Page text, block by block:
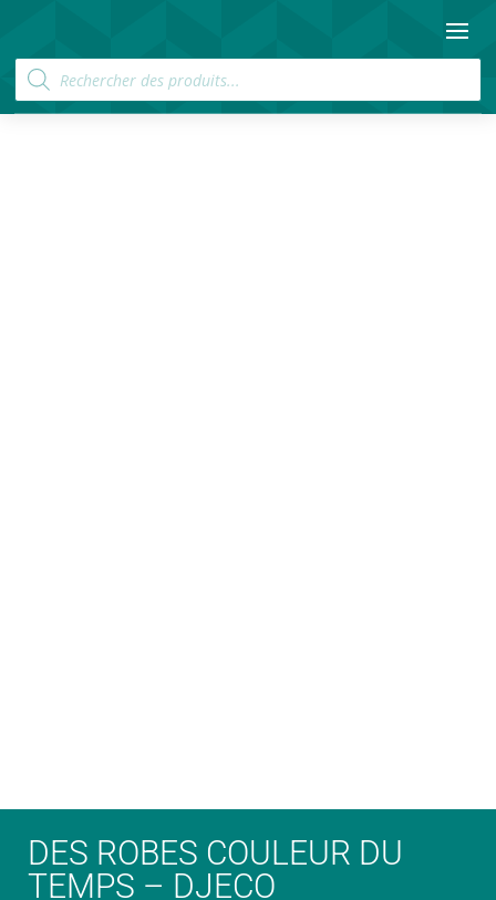
Recherche
de
produits
DES ROBES COULEUR DU
TEMPS – DJECO